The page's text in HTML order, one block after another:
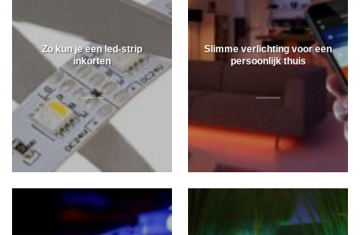
Zo kun je een led-strip
inkorten
Slimme verlichting voor een
persoonlijk thuis